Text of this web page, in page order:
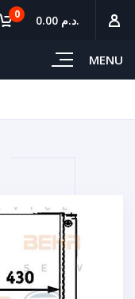
MENU
0 0.00 د.م.